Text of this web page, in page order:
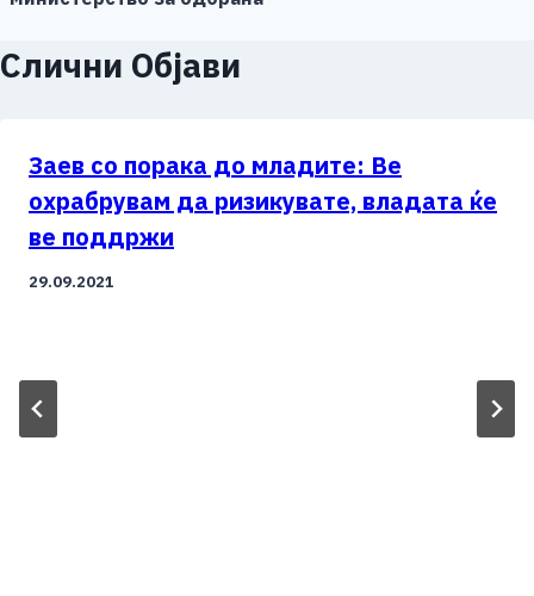
Слични Објави
Заев со порака до младите: Ве
охрабрувам да ризикувате, владата ќе
ве поддржи
29.09.2021